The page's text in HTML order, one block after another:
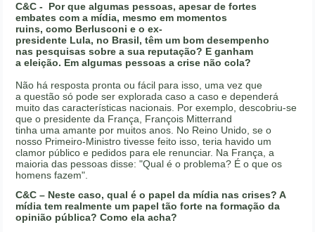
C&C - Por que algumas pessoas, apesar de fortes
embates com a mídia, mesmo em momentos
ruins, como Berlusconi e o ex-
presidente Lula, no Brasil, têm um bom desempenho
nas pesquisas sobre a sua reputação? E ganham
a eleição. Em algumas pessoas a crise não cola?
Não há resposta pronta ou fácil para isso, uma vez que
a questão só pode ser explorada caso a caso e dependerá
muito das características nacionais. Por exemplo, descobriu-se
que o presidente da França, François Mitterrand
tinha uma amante por muitos anos. No Reino Unido, se o
nosso Primeiro-Ministro tivesse feito isso, teria havido um
clamor público e pedidos para ele renunciar. Na França, a
maioria das pessoas disse: "Qual é o problema? É o que os
homens fazem".
C&C – Neste caso, qual é o papel da mídia nas crises? A
mídia tem realmente um papel tão forte na formação da
opinião pública? Como ela acha?